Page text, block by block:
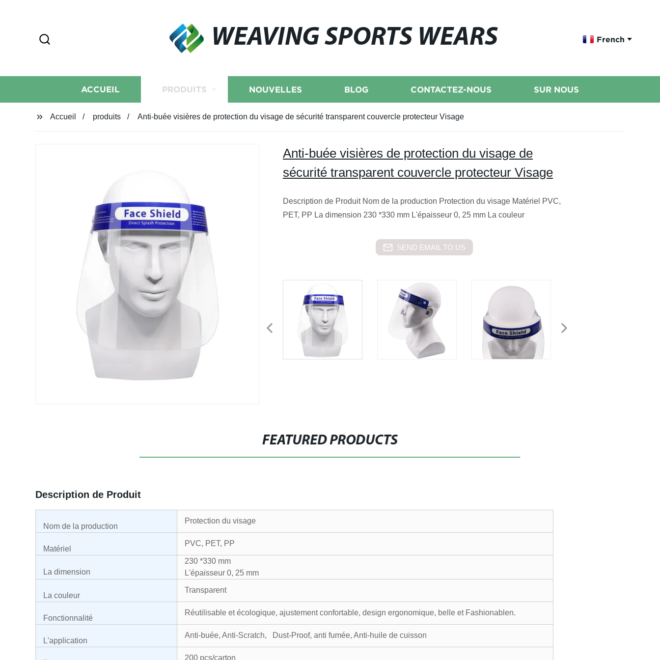
WEAVING SPORTS WEARS French
ACCUEIL PRODUITS NOUVELLES BLOG CONTACTEZ-NOUS SUR NOUS
Accueil produits Anti-buée visières de protection du visage de sécurité transparent couvercle protecteur Visage
Anti-buée visières de protection du visage de
sécurité transparent couvercle protecteur Visage
Description de Produit Nom de la production Protection du visage Matériel PVC,
PET, PP La dimension 230 *330 mm L'épaisseur 0, 25 mm La couleur
SEND EMAIL TO US
FEATURED PRODUCTS
Description de Produit
Nom de la production
Protection du visage
Matériel
PVC, PET, PP
La dimension
230 *330 mm
L'épaisseur 0, 25 mm
La couleur
Transparent
Fonctionnalité
Réutilisable et écologique, ajustement confortable, design ergonomique, belle et Fashionablen.
L'application
Anti-buée, Anti-Scratch, Dust-Proof, anti fumée, Anti-huile de cuisson
200 pcs/carton